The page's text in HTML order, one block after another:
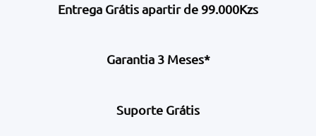
Entrega Grátis apartir de 99.000Kzs
Garantia 3 Meses*
Suporte Grátis